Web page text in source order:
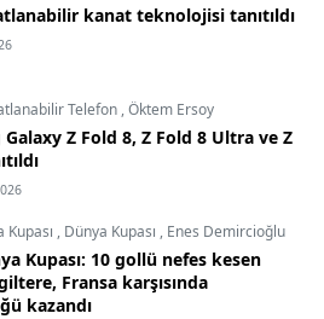
kanat teknolojisi tanıtıldı
Telefon ,Öktem Ersoy
Z Fold 8, Z Fold 8 Ultra ve Z
, Dünya Kupası , Enes Demircioğlu
Kupası: 10 gollü nefes kesen
Fransa karşısında
kazandı